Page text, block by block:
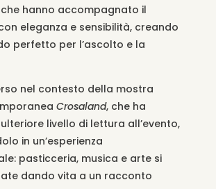
che hanno accompagnato il
eleganza e sensibilità, creando
perfetto per l’ascolto e la
nel contesto della mostra
Crosaland, che ha
livello di lettura all’evento,
in un’esperienza
pasticceria, musica e arte si
dando vita a un racconto